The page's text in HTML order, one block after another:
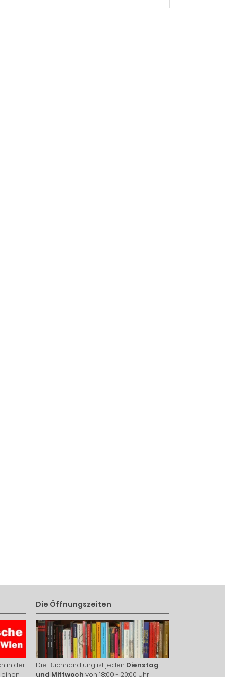
in der
Die Öffnungszeiten
Die Buchhandlung ist jeden Dienstag
und Mittwoch von 18:00 - 20:00 Uhr